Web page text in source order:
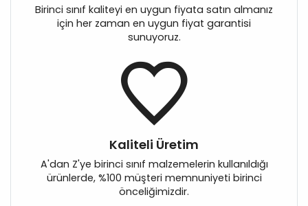
Birinci sınıf kaliteyi en uygun fiyata satın almanız
için her zaman en uygun fiyat garantisi
sunuyoruz.
Kaliteli Üretim
A'dan Z'ye birinci sınıf malzemelerin kullanıldığı
ürünlerde, %100 müşteri memnuniyeti birinci
önceliğimizdir.